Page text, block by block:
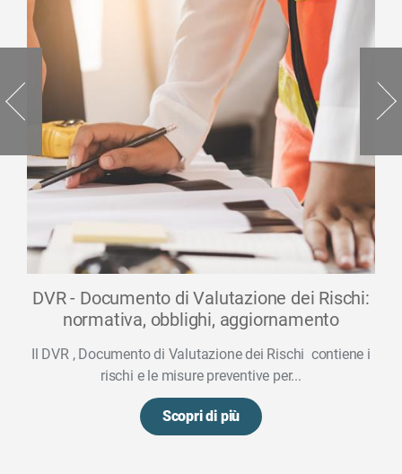
DVR - Documento di Valutazione dei Rischi:
normativa, obblighi, aggiornamento
Il DVR , Documento di Valutazione dei Rischi contiene i
rischi e le misure preventive per...
Scopri di più